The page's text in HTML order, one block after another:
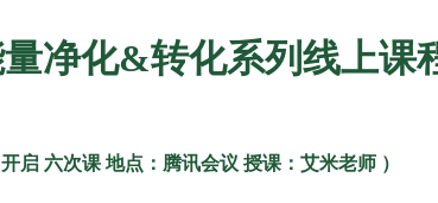
量净化&转化系列线上课
开启 六次课 地点：腾讯会议 授课：艾米老师 ）